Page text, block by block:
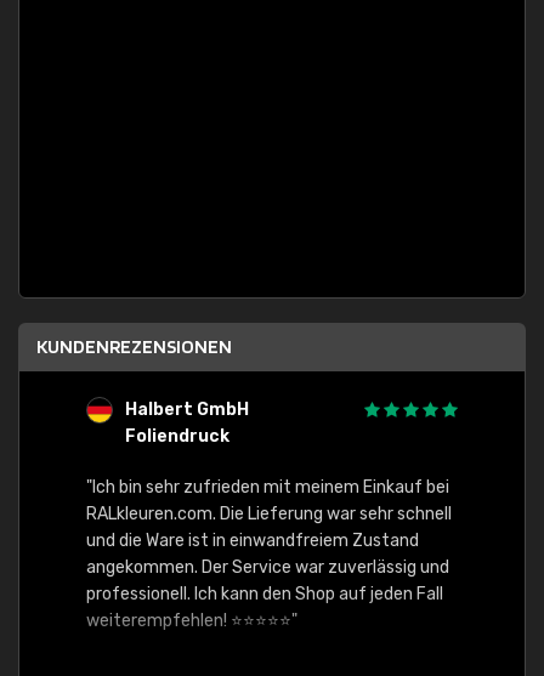
KUNDENREZENSIONEN
Halbert GmbH
Foliendruck
"Ich bin sehr zufrieden mit meinem Einkauf bei
RALkleuren.com. Die Lieferung war sehr schnell
und die Ware ist in einwandfreiem Zustand
angekommen. Der Service war zuverlässig und
professionell. Ich kann den Shop auf jeden Fall
weiterempfehlen! ⭐⭐⭐⭐⭐"